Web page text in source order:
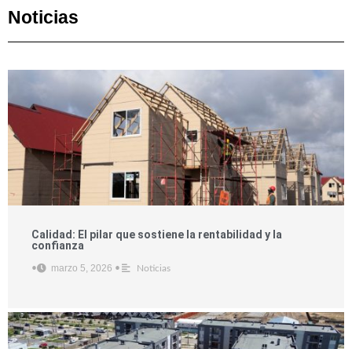
Noticias
Calidad: El pilar que sostiene la rentabilidad y la
confianza
• marzo 5, 2026 • Noticias